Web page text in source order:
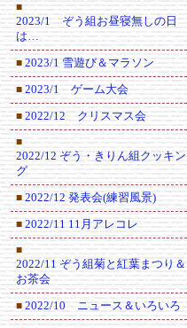
■
2023/1 ぞう組お昼寝無しの日
は…
■ 2023/1 雪遊び＆マラソン
■ 2023/1 ゲーム大会
■ 2022/12 クリスマス会
■
2022/12 ぞう・きりん組クッキン
グ
■ 2022/12 発表会(練習風景)
■ 2022/11 11月アレコレ
■
2022/11 ぞう組菊と紅葉まつり＆
お茶会
■ 2022/10 ニュース＆いろいろ